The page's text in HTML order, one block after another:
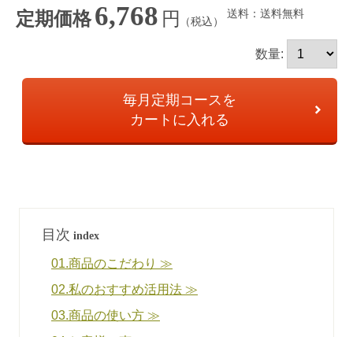
定期価格6,768 円 （税込）
送料：送料無料
数量:
毎月定期コースを
カートに入れる
目次 index
01.商品のこだわり ≫
02.私のおすすめ活用法 ≫
03.商品の使い方 ≫